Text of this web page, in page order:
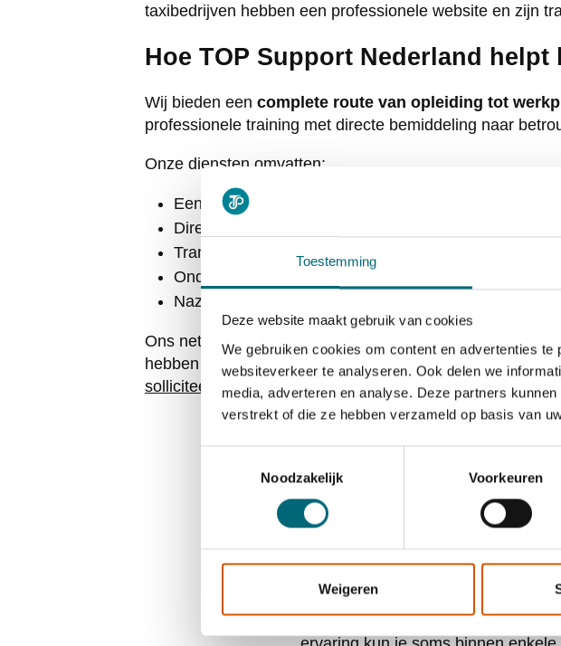
Toestemming
Deze website maakt gebruik van cookies
We gebruiken cookies om content en advertenties
websiteverkeer te analyseren. Ook delen we
media, adverteren en analyse. Deze partners
verstrekt of die ze hebben verzameld op basis van
Noodzakelijk
Voorkeuren
Weigeren
taxibedrijven hebben een professionele website en zijn
Hoe TOP Support Nederland
Wij bieden een complete route van opleiding tot
professionele training met directe bemiddeling naar
Onze diensten omvatten:
Een complete taxichauffeursopleiding met
Directe bemiddeling naar gekwalificeerde werkgevers
Transparante informatie over verdienmogelijkheden
Ondersteuning bij medische keuringen en VOG-
Nazorg en begeleiding tijdens de eerste werkperiode
Ons netwerk van vervoersbedrijven zoekt actief naar
hebben onze kandidaten een hoge slaagkans bij
solliciteer directop beschikbare posities.
Veelgestelde vragen
Hoe lang duurt het
taxichauffeur via een
zoals Amsterdam, Rotterdam en
terwijl het in kleinere plaatsen 4-6